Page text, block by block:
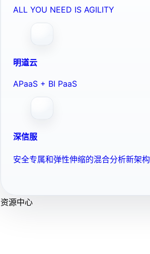
ALL YOU NEED IS AGILITY
明道云
APaaS + BI PaaS
深信服
安全专属和弹性伸缩的混合分析新架构
资源中心